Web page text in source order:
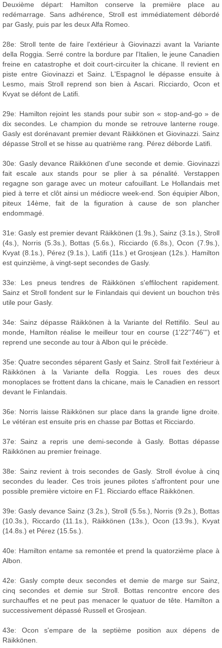
Deuxième départ: Hamilton conserve la première place au
redémarrage. Sans adhérence, Stroll est immédiatement débordé
par Gasly, puis par les deux Alfa Romeo.
28e: Stroll tente de faire l'extérieur à Giovinazzi avant la Variante
della Roggia. Serré contre la bordure par l'Italien, le jeune Canadien
freine en catastrophe et doit court-circuiter la chicane. Il revient en
piste entre Giovinazzi et Sainz. L'Espagnol le dépasse ensuite à
Lesmo, mais Stroll reprend son bien à Ascari. Ricciardo, Ocon et
Kvyat se défont de Latifi.
29e: Hamilton rejoint les stands pour subir son « stop-and-go » de
dix secondes. Le champion du monde se retrouve lanterne rouge.
Gasly est dorénavant premier devant Räikkönen et Giovinazzi. Sainz
dépasse Stroll et se hisse au quatrième rang. Pérez déborde Latifi.
30e: Gasly devance Räikkönen d'une seconde et demie. Giovinazzi
fait escale aux stands pour se plier à sa pénalité. Verstappen
regagne son garage avec un moteur cafouillant. Le Hollandais met
pied à terre et clôt ainsi un médiocre week-end. Son équipier Albon,
piteux 14ème, fait de la figuration à cause de son plancher
endommagé.
31e: Gasly est premier devant Räikkönen (1.9s.), Sainz (3.1s.), Stroll
(4s.), Norris (5.3s.), Bottas (5.6s.), Ricciardo (6.8s.), Ocon (7.9s.),
Kvyat (8.1s.), Pérez (9.1s.), Latifi (11s.) et Grosjean (12s.). Hamilton
est quinzième, à vingt-sept secondes de Gasly.
33e: Les pneus tendres de Räikkönen s'effilochent rapidement.
Sainz et Stroll fondent sur le Finlandais qui devient un bouchon très
utile pour Gasly.
34e: Sainz dépasse Räikkönen à la Variante del Rettifilo. Seul au
monde, Hamilton réalise le meilleur tour en course (1'22''746''') et
reprend une seconde au tour à Albon qui le précède.
35e: Quatre secondes séparent Gasly et Sainz. Stroll fait l'extérieur à
Räikkönen à la Variante della Roggia. Les roues des deux
monoplaces se frottent dans la chicane, mais le Canadien en ressort
devant le Finlandais.
36e: Norris laisse Räikkönen sur place dans la grande ligne droite.
Le vétéran est ensuite pris en chasse par Bottas et Ricciardo.
37e: Sainz a repris une demi-seconde à Gasly. Bottas dépasse
Räikkönen au premier freinage.
38e: Sainz revient à trois secondes de Gasly. Stroll évolue à cinq
secondes du leader. Ces trois jeunes pilotes s'affrontent pour une
possible première victoire en F1. Ricciardo efface Räikkönen.
39e: Gasly devance Sainz (3.2s.), Stroll (5.5s.), Norris (9.2s.), Bottas
(10.3s.), Riccardo (11.1s.), Räikkönen (13s.), Ocon (13.9s.), Kvyat
(14.8s.) et Pérez (15.5s.).
40e: Hamilton entame sa remontée et prend la quatorzième place à
Albon.
42e: Gasly compte deux secondes et demie de marge sur Sainz,
cinq secondes et demie sur Stroll. Bottas rencontre encore des
surchauffes et ne peut pas menacer le quatuor de tête. Hamilton a
successivement dépassé Russell et Grosjean.
43e: Ocon s'empare de la septième position aux dépens de
Räikkönen.